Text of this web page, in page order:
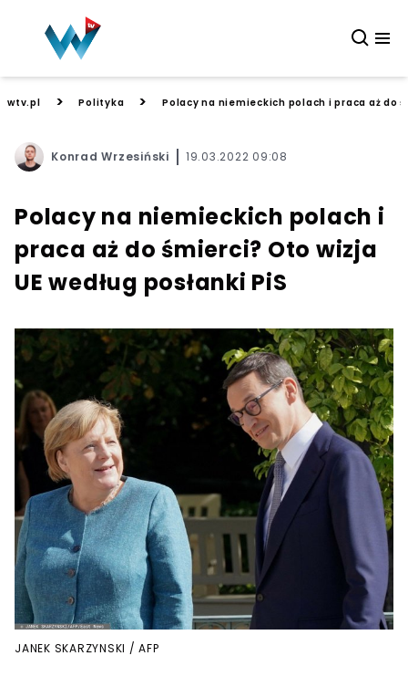
wtv.pl > Polityka > Polacy na niemieckich polach i praca aż do
Konrad Wrzesiński 19.03.2022 09:08
Polacy na niemieckich polach i
praca aż do śmierci? Oto wizja
UE według posłanki PiS
JANEK SKARZYNSKI / AFP